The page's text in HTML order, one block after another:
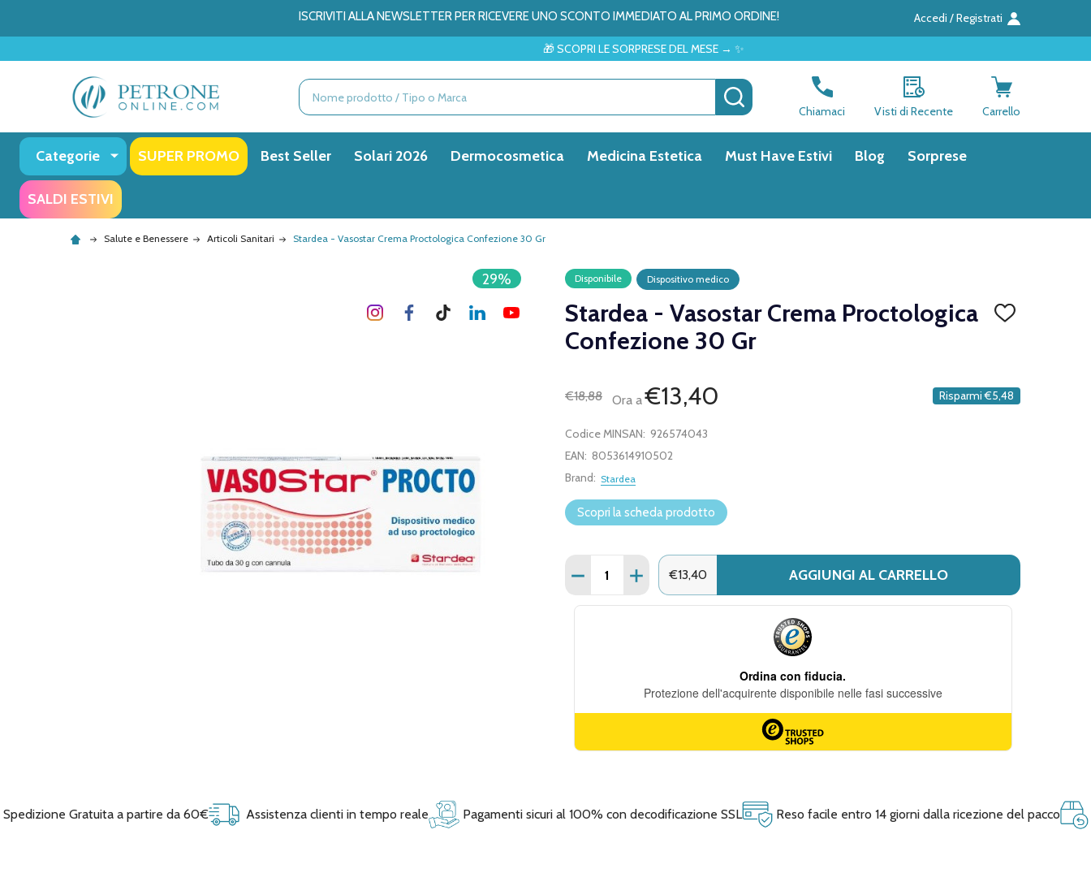
ISCRIVITI ALLA NEWSLETTER PER RICEVERE UNO SCONTO IMMEDIATO AL PRIMO ORDINE! Accedi / Registrati
🎁 SCOPRI LE SORPRESE DEL MESE → ✨
Ricerca CERCA
Chiamaci Visti di Recente Carrello
Categorie SUPER PROMO Best Seller Solari 2026 Dermocosmetica Medicina Estetica Must Have Estivi Blog Sorprese
SALDI ESTIVI
Salute e Benessere Articoli Sanitari Stardea - Vasostar Crema Proctologica Confezione 30 Gr
Disponibile Dispositivo medico
Stardea - Vasostar Crema Proctologica
Confezione 30 Gr
AGGIUNGI
€18,88
Ora a€13,40 Risparmi €5,48
29%
Codice MINSAN: 926574043
EAN: 8053614910502
Brand: Stardea
Scopri la scheda prodotto
Quantità:
DIMINUISCI QUANTITÀ DI STARDEA - VASOSTAR CREMA PROCTOLOGICA
AUMENTA QUANTITÀ DI STARDEA - VASOSTAR CREMA PROCTOLOGICA
€13,40 AGGIUNGI AL CARRELLO
Spedizione Gratuita a partire da 60€ Assistenza clienti in tempo reale Pagamenti sicuri al 100% con decodificazione SSL Reso facile entro 14 giorni dalla ricezione del pacco